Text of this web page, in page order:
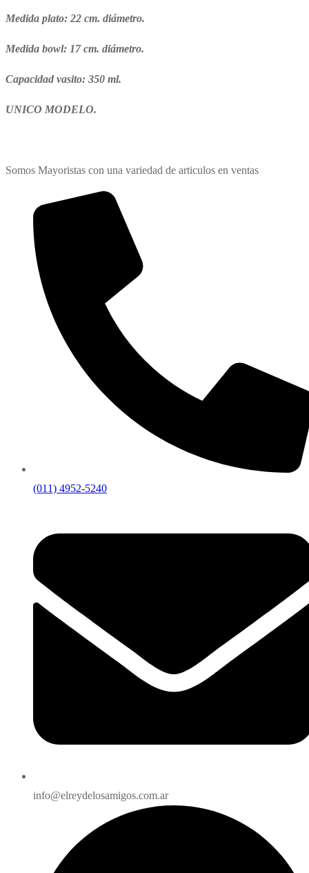
Medida plato: 22 cm. diámetro.
Medida bowl: 17 cm. diámetro.
Capacidad vasito: 350 ml.
UNICO MODELO.
Somos Mayoristas con una variedad de articulos en ventas
(011) 4952-5240
info@elreydelosamigos.com.ar